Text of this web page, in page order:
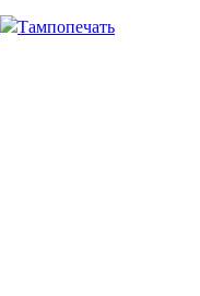
Тампопечать